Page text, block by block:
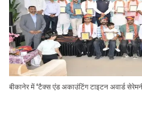
बीकानेर में ‘टैक्स एंड अकाउंटिंग टाइटन अवार्ड